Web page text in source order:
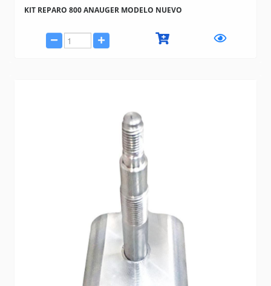
KIT REPARO 800 ANAUGER MODELO NUEVO